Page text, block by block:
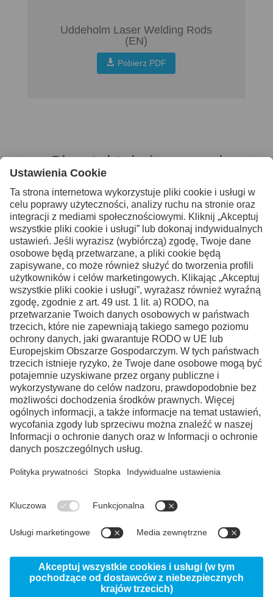
Uddeholm Laser Welding Rods
(EN)
Pobierz PDF
Skontaktuj się z nami
po więcej informacji
Kontakt
Facebook
Instagram